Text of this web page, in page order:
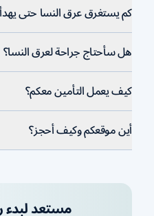
كم يستغرق عرق النسا حتى
هل سأحتاج جراحة لعرق النسا؟
كيف يعمل التأمين معكم؟
أين موقعكم وكيف أحجز؟
مستعد لبدء